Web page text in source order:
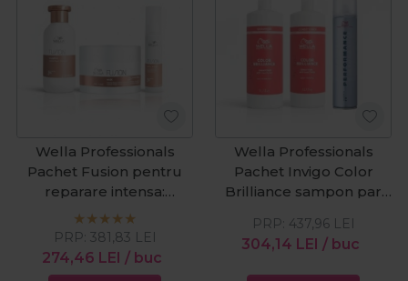
Wella Professionals
Pachet Fusion pentru
reparare intensa:
sampon 250ml + masca
150ml + tratament 70ml
274,46 LEI / buc
PRP: 381,83 LEI
Wella Professionals
Pachet Invigo Color
Brilliance sampon par
normala 1000 ml + Wella
Professionals Invigo
Color Brilliance Balsam
304,14 LEI / buc
PRP: 437,96 LEI